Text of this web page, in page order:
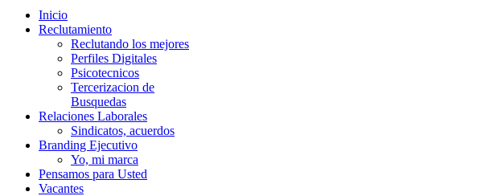
Inicio
Reclutamiento
Reclutando los mejores
Perfiles Digitales
Psicotecnicos
Tercerizacion de
Busquedas
Relaciones Laborales
Sindicatos, acuerdos
Branding Ejecutivo
Yo, mi marca
Pensamos para Usted
Vacantes